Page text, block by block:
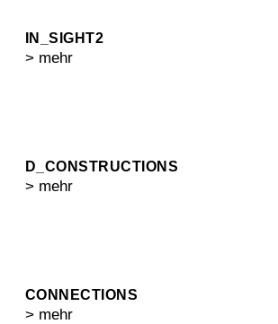
IN_SIGHT2
> mehr
D_CONSTRUCTIONS
> mehr
CONNECTIONS
> mehr